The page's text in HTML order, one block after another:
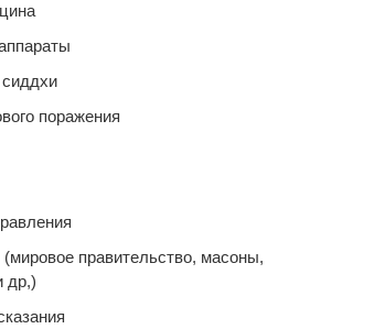
поражения
правительство, масоны,
др,)